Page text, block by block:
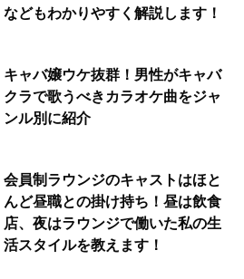
などもわかりやすく解説します！
キャバ嬢ウケ抜群！男性がキャバ
クラで歌うべきカラオケ曲をジャ
ンル別に紹介
会員制ラウンジのキャストはほと
んど昼職との掛け持ち！昼は飲食
店、夜はラウンジで働いた私の生
活スタイルを教えます！